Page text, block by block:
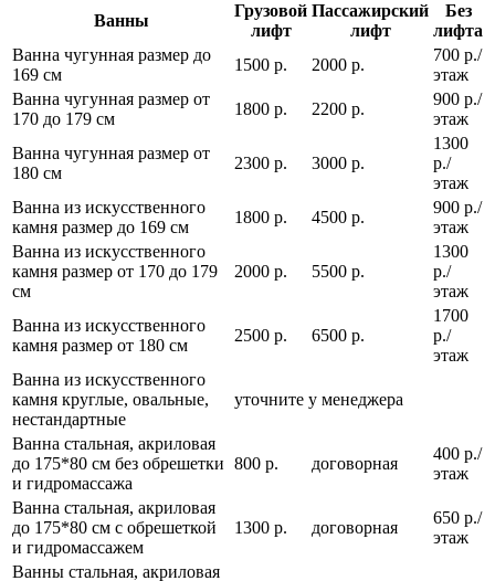
Ванны
Грузовой
лифт
Пассажирский
лифт
Без
лифта
Ванна чугунная размер до
169 см
1500 р. 2000 р.
700 р./
этаж
Ванна чугунная размер от
170 до 179 см
1800 р. 2200 р.
900 р./
этаж
Ванна чугунная размер от
180 см
2300 р. 3000 р.
1300
р./
этаж
Ванна из искусственного
камня размер до 169 см
1800 р. 4500 р.
900 р./
этаж
Ванна из искусственного
камня размер от 170 до 179
см
2000 р. 5500 р.
1300
р./
этаж
Ванна из искусственного
камня размер от 180 см
2500 р. 6500 р.
1700
р./
этаж
Ванна из искусственного
камня круглые, овальные,
нестандартные
уточните у менеджера
Ванна стальная, акриловая
до 175*80 см без обрешетки
и гидромассажа
800 р. договорная
400 р./
этаж
Ванна стальная, акриловая
до 175*80 см с обрешеткой
и гидромассажем
1300 р. договорная
650 р./
этаж
Ванны стальная, акриловая